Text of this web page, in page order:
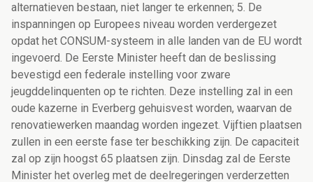
alternatieven bestaan, niet langer te erkennen; 5. De
inspanningen op Europees niveau worden verdergezet
opdat het CONSUM-systeem in alle landen van de EU wordt
ingevoerd. De Eerste Minister heeft dan de beslissing
bevestigd een federale instelling voor zware
jeugddelinquenten op te richten. Deze instelling zal in een
oude kazerne in Everberg gehuisvest worden, waarvan de
renovatiewerken maandag worden ingezet. Vijftien plaatsen
zullen in een eerste fase ter beschikking zijn. De capaciteit
zal op zijn hoogst 65 plaatsen zijn. Dinsdag zal de Eerste
Minister het overleg met de deelregeringen verderzetten